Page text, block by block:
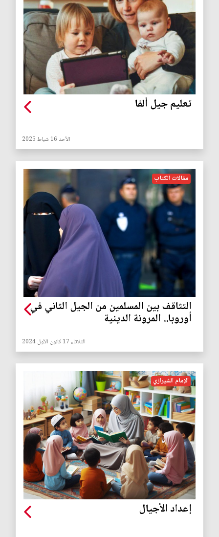
تعليم جيل ألفا
الأحد 16 شباط 2025
مقالات الكتاب
التثاقف بين المسلمين من الجيل الثاني في
أوروبا.. المرونة الدينية
الثلاثاء 17 كانون الأول 2024
الإمام الشيرازي
إعداد الأجيال